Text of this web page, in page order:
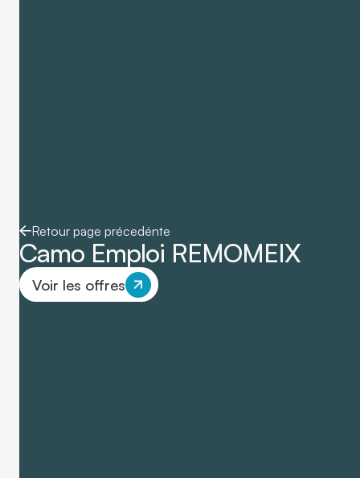
Retour page précedénte
Camo Emploi REMOMEIX
Voir les offres